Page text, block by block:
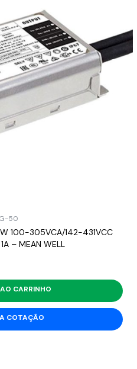
50
100-305VCA/142-431VCC
– MEAN WELL
CARRINHO
COTAÇÃO